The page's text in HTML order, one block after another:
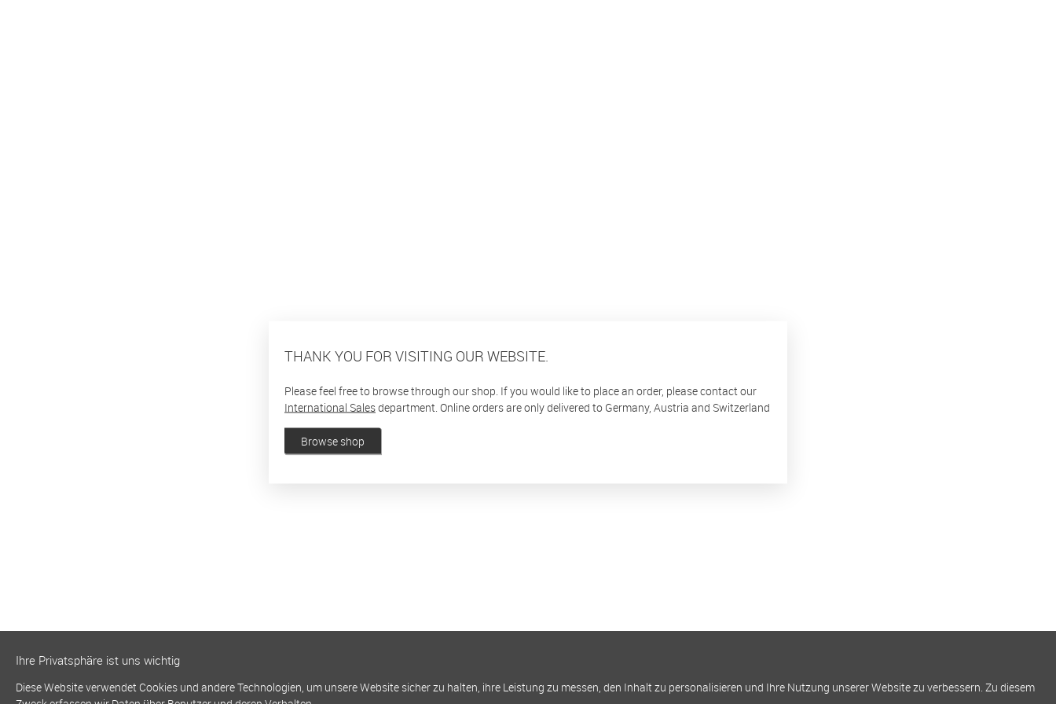
THANK YOU FOR VISITING OUR WEBSITE.
Please feel free to browse through our shop. If you would like to place an order, please contact our
International Salesdepartment. Online orders are only delivered to Germany, Austria and Switzerland
Browse shop
Ihre Privatsphäre ist uns wichtig
Diese Website verwendet Cookies und andere Technologien, um unsere Website sicher zu halten, ihre Leistung zu messen, den Inhalt zu personalisieren und Ihre Nutzung unserer Website zu verbessern. Zu diesem